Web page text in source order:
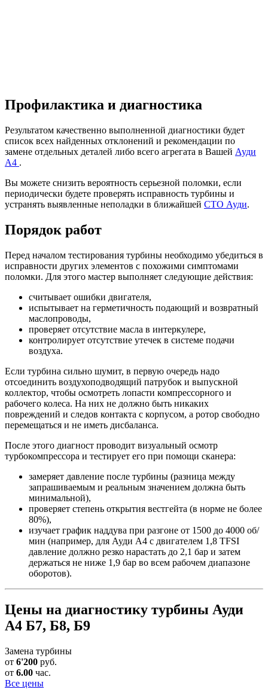
Профилактика и диагностика
Результатом качественно выполненной диагностики будет
список всех найденных отклонений и рекомендации по
замене отдельных деталей либо всего агрегата в Вашей Ауди
А4 .
Вы можете снизить вероятность серьезной поломки, если
периодически будете проверять исправность турбины и
устранять выявленные неполадки в ближайшей СТО Ауди.
Порядок работ
Перед началом тестирования турбины необходимо убедиться в
исправности других элементов с похожими симптомами
поломки. Для этого мастер выполняет следующие действия:
считывает ошибки двигателя,
испытывает на герметичность подающий и возвратный
маслопроводы,
проверяет отсутствие масла в интеркулере,
контролирует отсутствие утечек в системе подачи
воздуха.
Если турбина сильно шумит, в первую очередь надо
отсоединить воздухоподводящий патрубок и выпускной
коллектор, чтобы осмотреть лопасти компрессорного и
рабочего колеса. На них не должно быть никаких
повреждений и следов контакта с корпусом, а ротор свободно
перемещаться и не иметь дисбаланса.
После этого диагност проводит визуальный осмотр
турбокомпрессора и тестирует его при помощи сканера:
замеряет давление после турбины (разница между
запрашиваемым и реальным значением должна быть
минимальной),
проверяет степень открытия вестгейта (в норме не более
80%),
изучает график наддува при разгоне от 1500 до 4000 об/
мин (например, для Ауди А4 с двигателем 1,8 TFSI
давление должно резко нарастать до 2,1 бар и затем
держаться не ниже 1,9 бар во всем рабочем диапазоне
оборотов).
Цены на диагностику турбины Ауди
А4 Б7, Б8, Б9
Замена турбины
от 6'200 руб.
от 6.00 час.
Все цены